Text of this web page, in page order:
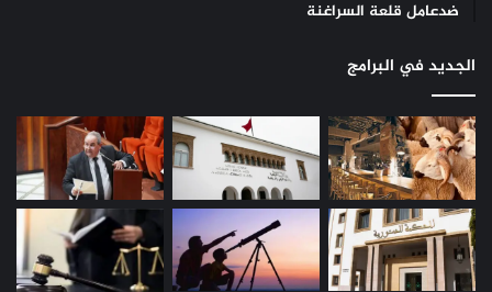
ضدعامل قلعة السراغنة
الجديد في البرامج